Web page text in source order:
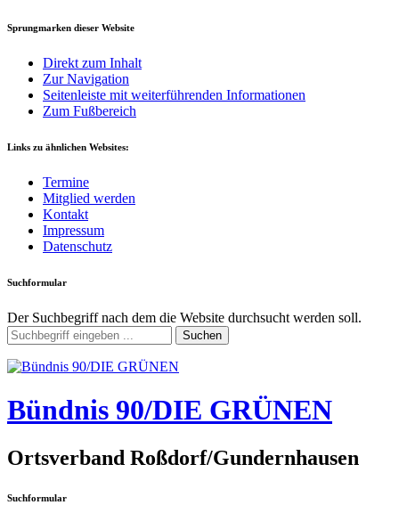
Sprungmarken dieser Website
Direkt zum Inhalt
Zur Navigation
Seitenleiste mit weiterführenden Informationen
Zum Fußbereich
Links zu ähnlichen Websites:
Termine
Mitglied werden
Kontakt
Impressum
Datenschutz
Suchformular
Der Suchbegriff nach dem die Website durchsucht werden soll.
Suchen
Bündnis 90/DIE GRÜNEN
Ortsverband Roßdorf/Gundernhausen
Suchformular